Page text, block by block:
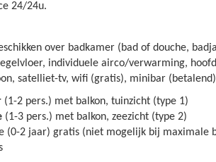
24/24u.
over badkamer (bad of douche,
individuele airco/verwarming,
satelliet-tv, wifi (gratis), minibar
(1-2 pers.) met balkon, tuinzicht (type 1)
(1-3 pers.) met balkon, zeezicht (type 2)
(0-2 jaar) gratis (niet mogelijk bij maximale